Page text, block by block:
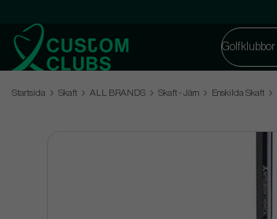
Golfklubbor
Startsida Skaft ALL BRANDS Skaft - Järn Enskilda Skaft